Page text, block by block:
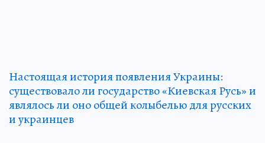
Настоящая история появления Украины:
существовало ли государство «Киевская Русь» и
являлось ли оно общей колыбелью для русских
и украинцев